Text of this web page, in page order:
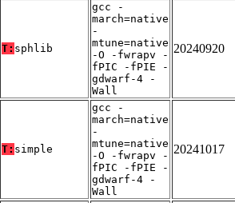
T: sphlib
gcc -
march=native
-
mtune=native
-O -fwrapv -
fPIC -fPIE -
gdwarf-4 -
Wall
20240920
T: simple
gcc -
march=native
-
mtune=native
-O -fwrapv -
fPIC -fPIE -
gdwarf-4 -
Wall
20241017